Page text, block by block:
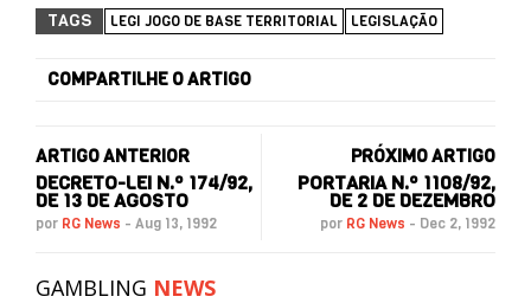
TAGS LEGI JOGO DE BASE TERRITORIAL LEGISLAÇÃO
COMPARTILHE O ARTIGO
ARTIGO ANTERIOR
DECRETO-LEI N.º 174/92,
DE 13 DE AGOSTO
por RG News - Aug 13, 1992
PRÓXIMO ARTIGO
PORTARIA N.º 1108/92,
DE 2 DE DEZEMBRO
por RG News - Dec 2, 1992
GAMBLING NEWS